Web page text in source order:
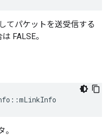
てパケットを送受信する
FALSE。
::mLinkInfo